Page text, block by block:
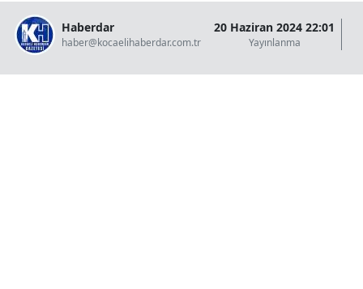
Haberdar
haber@kocaelihaberdar.com.tr
20 Haziran 2024 22:01
Yayınlanma